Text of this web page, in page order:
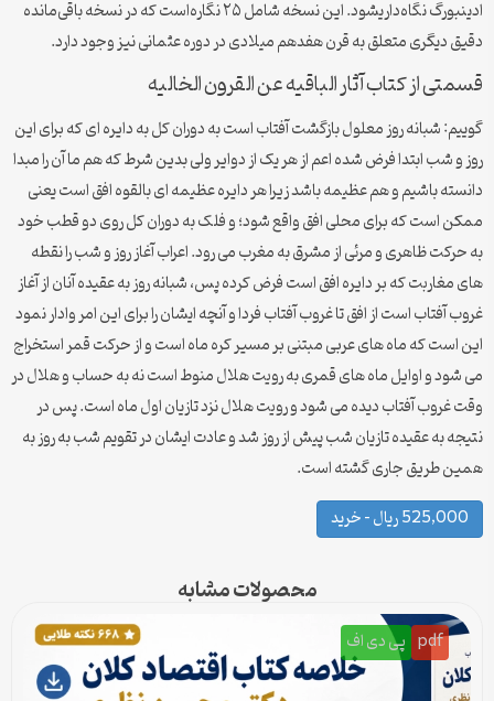
ادینبورگ نگاه‌داریشود. این نسخه شامل ۲۵ نگاره‌است که در نسخه باقی‌مانده
دقیق دیگری متعلق به قرن هفدهم میلادی در دوره عثمانی نیز وجود دارد.
قسمتی از کتاب آثار الباقیه عن القرون الخالیه
گوییم: شبانه روز معلول بازگشت آفتاب است به دوران کل به دایره ای که برای این
روز و شب ابتدا فرض شده اعم از هر یک از دوایر ولی بدین شرط که هم ما آن را مبدا
دانسته باشیم و هم عظیمه باشد زیرا هر دایره عظیمه ای بالقوه افق است یعنی
ممکن است که برای محلی افق واقع شود؛ و فلک به دوران کل روی دو قطب خود
به حرکت ظاهری و مرئی از مشرق به مغرب می رود. اعراب آغاز روز و شب را نقطه
های مغاربت که بر دایره افق است فرض کرده پس، شبانه روز به عقیده آنان از آغاز
غروب آفتاب است از افق تا غروب آفتاب فردا و آنچه ایشان را برای این امر وادار نمود
این است که ماه های عربی مبتنی بر مسیر کره ماه است و از حرکت قمر استخراج
می شود و اوایل ماه های قمری به رویت هلال منوط است نه به حساب و هلال در
وقت غروب آفتاب دیده می شود و رویت هلال نزد تازیان اول ماه است. پس در
نتیجه به عقیده تازیان شب پیش از روز شد و عادت ایشان در تقویم شب به روز به
همین طریق جاری گشته است.
525,000 ریال – خرید
محصولات مشابه
pdf پی دی اف